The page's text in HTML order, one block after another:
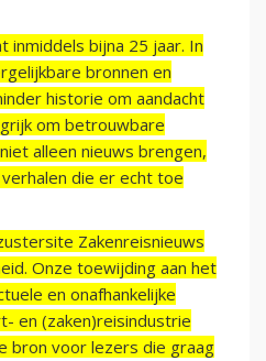
inmiddels bijna 25 jaar. In
bronnen en
historie om aandacht
om betrouwbare
alleen nieuws brengen,
die er echt toe
Zakenreisnieuws
Onze toewijding aan het
en onafhankelijke
en (zaken)reisindustrie
bron voor lezers die graag